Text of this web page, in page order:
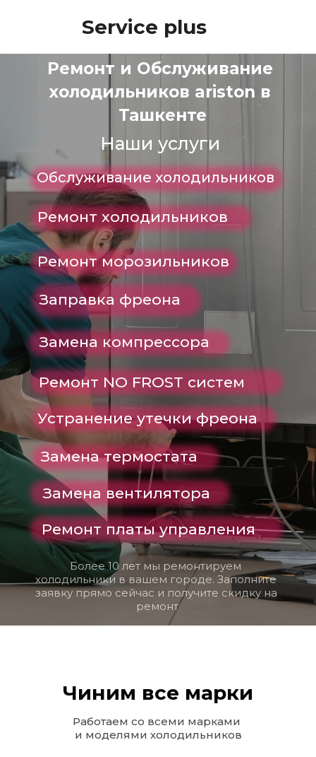
Service plus
Ремонт и Обслуживание
холодильников ariston в
Ташкенте
Более 10 лет мы ремонтируем
холодильники в вашем городе. Заполните
заявку прямо сейчас и получите скидку на
ремонт
Наши услуги
Обслуживание холодильников
Заправка фреона
Ремонт холодильников
Ремонт морозильников
Замена компрессора
Устранение утечки фреона
Ремонт NO FROST систем
Замена термостата
Замена вентилятора
Ремонт платы управления
Чиним все марки
Работаем со всеми марками
и моделями холодильников